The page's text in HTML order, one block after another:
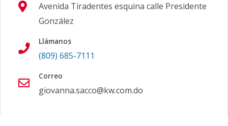
Avenida Tiradentes esquina calle Presidente
González
Llámanos
(809) 685-7111
Correo
giovanna.sacco@kw.com.do